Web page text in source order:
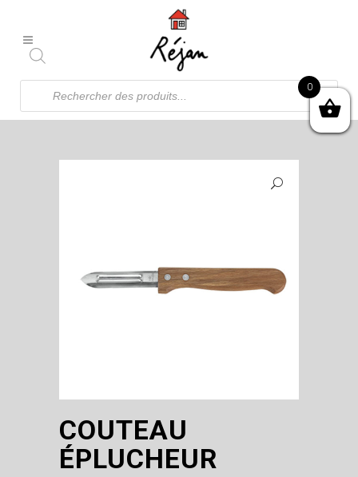
Recherche
produits
COUTEAU
ÉPLUCHEUR
0